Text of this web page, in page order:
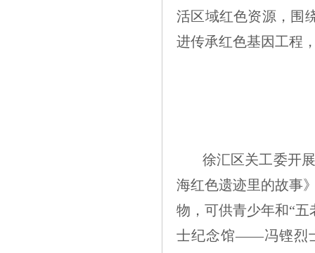
活区域红色资源，围
进传承红色基因工程
徐汇区关工委开
海红色遗迹里的故事
物，可供青少年和“
士纪念馆——冯铿烈